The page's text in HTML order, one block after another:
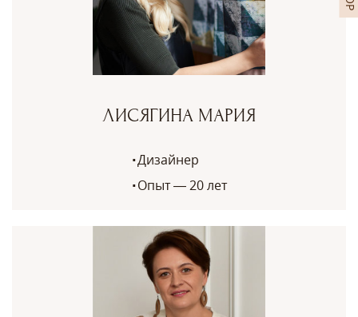
ЛИСЯГИНА МАРИЯ
Дизайнер
Опыт — 20 лет